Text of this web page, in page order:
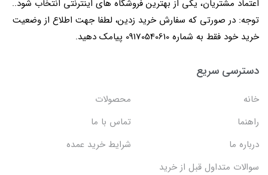
اعتماد مشتریان، یکی از بهترین فروشگاه های اینترنتی انتخاب شود..
توجه: در صورتی که سفارش خرید زدین، لطفا جهت اطلاع از وضعیت
خرید خود فقط به شماره 09170540610 پیامک دهید.
دسترسی سریع
خانه
محصولات
راهنما
تماس با ما
درباره ما
شرایط خرید عمده
سوالات متداول قبل از خرید